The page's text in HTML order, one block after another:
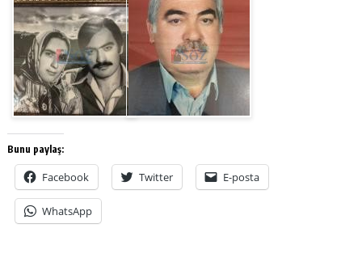
Bunu paylaş:
Facebook Twitter E-posta
WhatsApp